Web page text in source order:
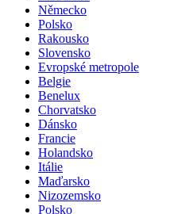
Německo
Polsko
Rakousko
Slovensko
Evropské metropole
Belgie
Benelux
Chorvatsko
Dánsko
Francie
Holandsko
Itálie
Maďarsko
Nizozemsko
Polsko